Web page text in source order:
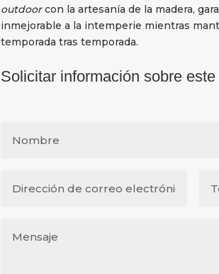
outdoorcon la artesanía de la madera,
inmejorable a la intemperie mientras
temporada tras temporada.
Solicitar información sobre